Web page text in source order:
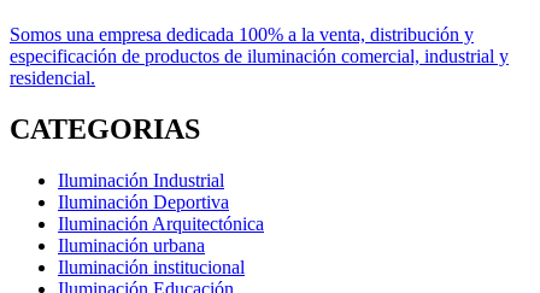
Somos una empresa dedicada 100% a la venta, distribución y
especificación de productos de iluminación comercial, industrial y
residencial.
CATEGORIAS
Iluminación Industrial
Iluminación Deportiva
Iluminación Arquitectónica
Iluminación urbana
Iluminación institucional
Iluminación Educación